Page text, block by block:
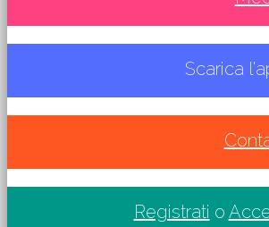
Scarica
Registrati o